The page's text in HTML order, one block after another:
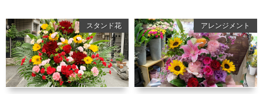
スタンド花 アレンジメント